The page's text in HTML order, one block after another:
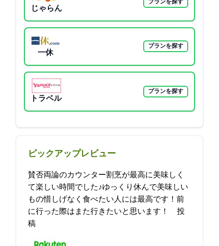
じゃらん
プランを探す
一休
プランを探す
Yahoo!トラベル
プランを探す
ピックアップレビュー
賛否両論のカウンター割烹が最高に美味しく
て楽しい時間でした♪ゆっくり休んで美味しい
もの惜しげなく食べたい人には最高です！前
に行った際はまた行きたいと思います！ 2021-09-03 18:38:36投
稿